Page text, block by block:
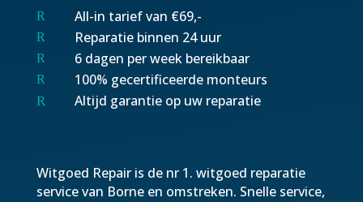
R All-in tarief van €69,-
R Reparatie binnen 24 uur
R 6 dagen per week bereikbaar
R 100% gecertificeerde monteurs
R Altijd garantie op uw reparatie
Witgoed Repair is de nr 1. witgoed reparatie
service van Borne en omstreken. Snelle service,